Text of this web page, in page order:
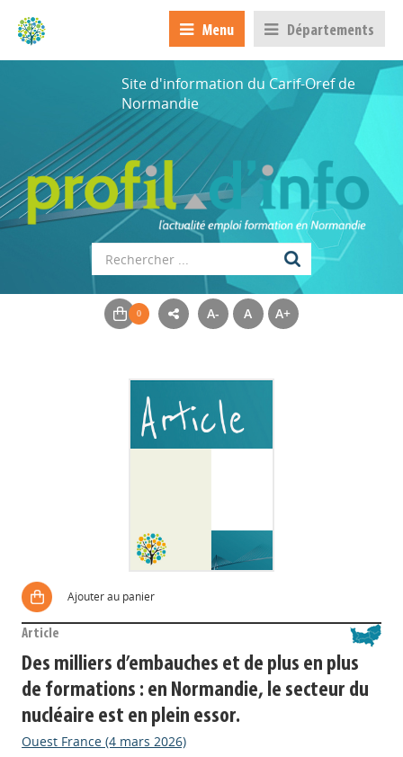
Menu Départements
Site d'information du Carif-Oref de
Normandie
A- A A+
Ajouter au panier
Article
Des milliers d’embauches et de plus en plus
de formations : en Normandie, le secteur du
nucléaire est en plein essor.
Ouest France (4 mars 2026)